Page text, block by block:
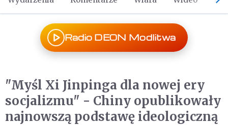
Radio DEON Modlitwa
"Myśl Xi Jinpinga dla nowej ery
socjalizmu" - Chiny opublikowały
najnowszą podstawę ideologiczną